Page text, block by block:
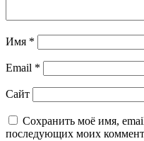
Имя *
Email *
Сайт
Сохранить моё имя,
последующих моих